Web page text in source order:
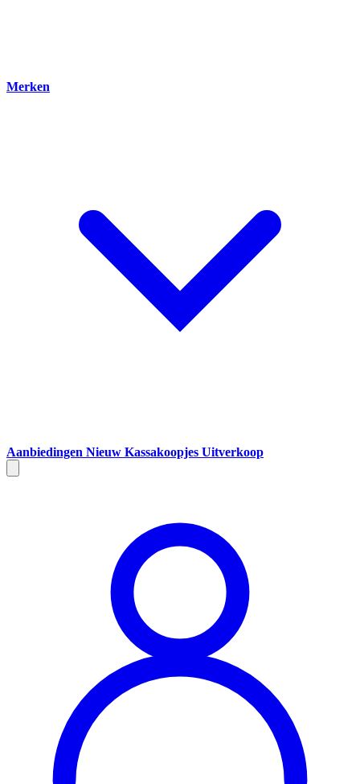
Merken
Aanbiedingen Nieuw Kassakoopjes Uitverkoop